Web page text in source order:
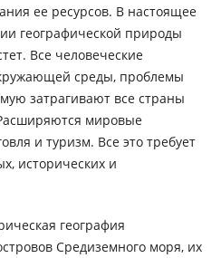
ее ресурсов. В настоящее
географической природы
Все человеческие
среды, проблемы
затрагивают все страны
мировые
и туризм. Все это требует
исторических и
география
Средиземного моря, их